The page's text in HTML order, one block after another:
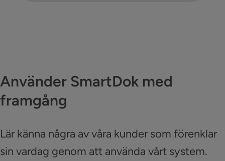
Använder SmartDok med
framgång
Lär känna några av våra kunder som förenklar
sin vardag genom att använda vårt system.